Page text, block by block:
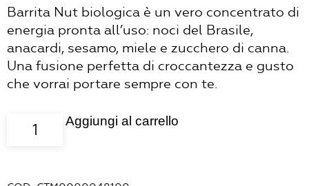
Barrita Nut biologica è un vero concentrato di
energia pronta all’uso: noci del Brasile,
anacardi, sesamo, miele e zucchero di canna.
Una fusione perfetta di croccantezza e gusto
che vorrai portare sempre con te.
barretta
Barrita
Aggiungi al carrello